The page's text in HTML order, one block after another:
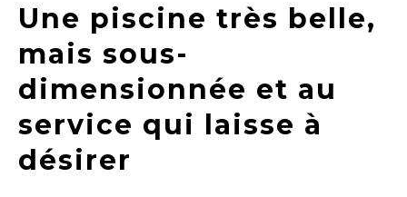
Une piscine très belle,
mais sous-
dimensionnée et au
service qui laisse à
désirer